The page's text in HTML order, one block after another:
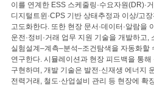
이를 연계한 ESS 스케줄링·수요자원(DR)·
디지털트윈·CPS 기반 상태추정과 이상/고
고도화한다. 또한 현장 문서·데이터·알람을
운전·정비·거래 업무 지원 기술을 개발하고,
실험설계–계측–분석–조건탐색을 자동화할
연구한다. 시뮬레이션과 현장 피드백을 통
구현하며, 개발 기술은 발전·신재생 에너지
전력거래, 철도·산업설비 관리 등 현장에 확